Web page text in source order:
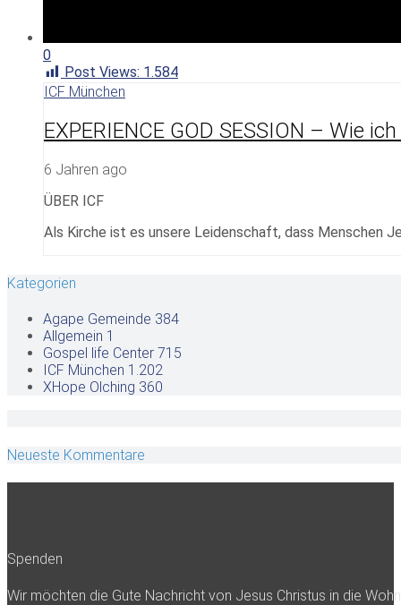
0
Post Views: 1.584
ICF München
EXPERIENCE GOD SESSION – Wie
6 Jahren ago
ÜBER ICF
Als Kirche ist es unsere Leidenschaft, dass Menschen
Kategorien
Agape Gemeinde 384
Allgemein 1
Gospel life Center 715
ICF München 1.202
XHope Olching 360
Neueste Kommentare
Spenden
Wir möchten die Gute Nachricht von Jesus Christus in die